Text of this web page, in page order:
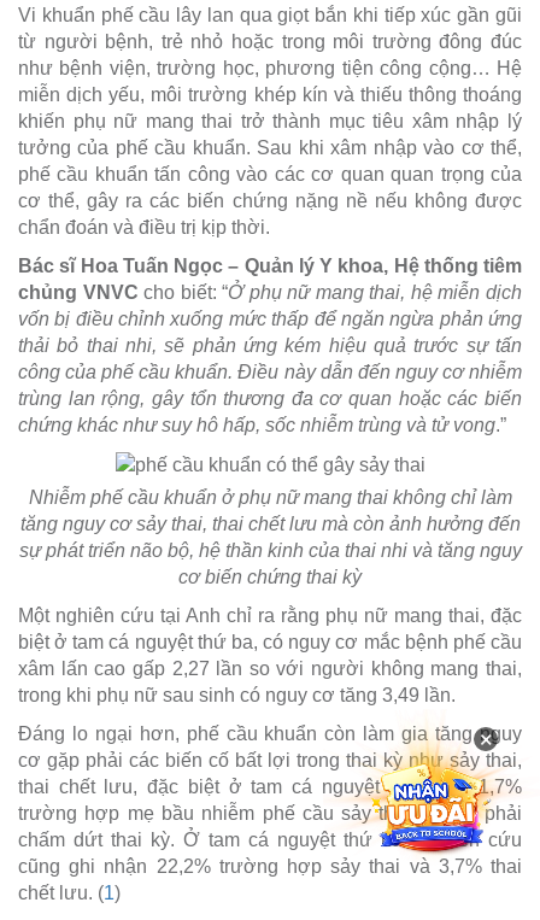
Vi khuẩn phế cầu lây lan qua giọt bắn khi tiếp xúc gần gũi
từ người bệnh, trẻ nhỏ hoặc trong môi trường đông đúc
như bệnh viện, trường học, phương tiện công cộng… Hệ
miễn dịch yếu, môi trường khép kín và thiếu thông thoáng
khiến phụ nữ mang thai trở thành mục tiêu xâm nhập lý
tưởng của phế cầu khuẩn. Sau khi xâm nhập vào cơ thể,
phế cầu khuẩn tấn công vào các cơ quan quan trọng của
cơ thể, gây ra các biến chứng nặng nề nếu không được
chẩn đoán và điều trị kịp thời.
Bác sĩ Hoa Tuấn Ngọc – Quản lý Y khoa, Hệ thống tiêm
chủng VNVC cho biết: “Ở phụ nữ mang thai, hệ miễn dịch
vốn bị điều chỉnh xuống mức thấp để ngăn ngừa phản ứng
thải bỏ thai nhi, sẽ phản ứng kém hiệu quả trước sự tấn
công của phế cầu khuẩn. Điều này dẫn đến nguy cơ nhiễm
trùng lan rộng, gây tổn thương đa cơ quan hoặc các biến
chứng khác như suy hô hấp, sốc nhiễm trùng và tử vong.”
Nhiễm phế cầu khuẩn ở phụ nữ mang thai không chỉ làm
tăng nguy cơ sảy thai, thai chết lưu mà còn ảnh hưởng đến
sự phát triển não bộ, hệ thần kinh của thai nhi và tăng nguy
cơ biến chứng thai kỳ
Một nghiên cứu tại Anh chỉ ra rằng phụ nữ mang thai, đặc
biệt ở tam cá nguyệt thứ ba, có nguy cơ mắc bệnh phế cầu
xâm lấn cao gấp 2,27 lần so với người không mang thai,
trong khi phụ nữ sau sinh có nguy cơ tăng 3,49 lần.
Đáng lo ngại hơn, phế cầu khuẩn còn làm gia tăng nguy
cơ gặp phải các biến cố bất lợi trong thai kỳ như sảy thai,
thai chết lưu, đặc biệt ở tam cá nguyệt đầu với 41,7%
trường hợp mẹ bầu nhiễm phế cầu sảy thai, 16,7% phải
chấm dứt thai kỳ. Ở tam cá nguyệt thứ hai, nghiên cứu
cũng ghi nhận 22,2% trường hợp sảy thai và 3,7% thai
chết lưu. (1)
×